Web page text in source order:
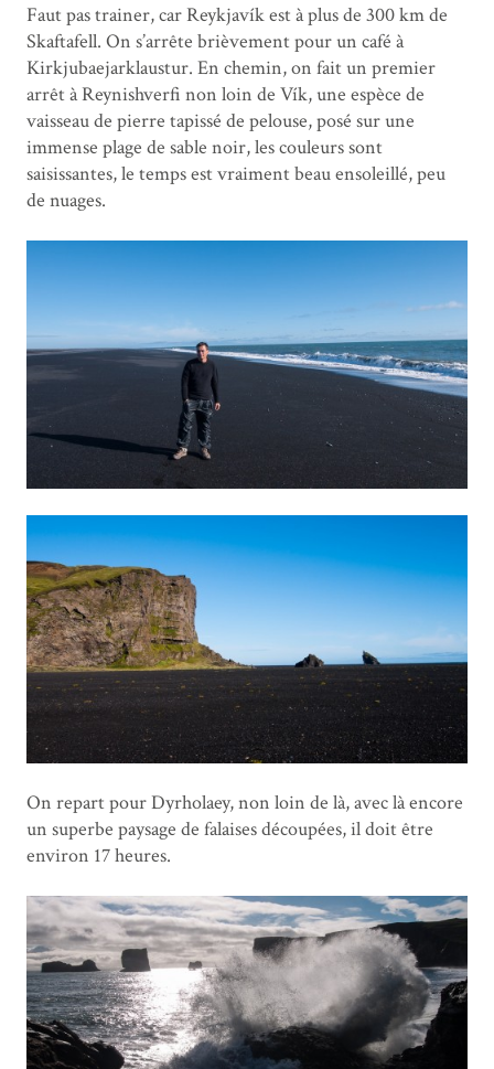
Faut pas trainer, car Reykjavík est à plus de 300 km de
Skaftafell. On s’arrête brièvement pour un café à
Kirkjubaejarklaustur. En chemin, on fait un premier
arrêt à Reynishverfi non loin de Vík, une espèce de
vaisseau de pierre tapissé de pelouse, posé sur une
immense plage de sable noir, les couleurs sont
saisissantes, le temps est vraiment beau ensoleillé, peu
de nuages.
On repart pour Dyrholaey, non loin de là, avec là encore
un superbe paysage de falaises découpées, il doit être
environ 17 heures.